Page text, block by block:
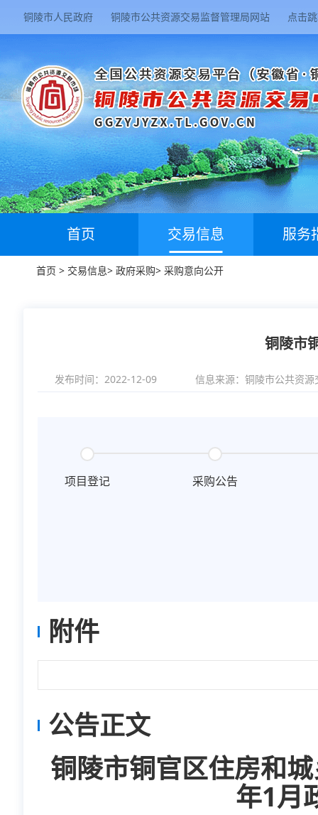
铜陵市人民政府 铜陵市公共资源交易监督管理局网站 点击
首页 交易信息 服务
首页 > 交易信息> 政府采购> 采购意向公开
铜陵市
发布时间：2022-12-09 信息来源： 铜陵市公共资源
项目登记 采购公告
附件
公告正文
铜陵市铜官区住房和
年1月